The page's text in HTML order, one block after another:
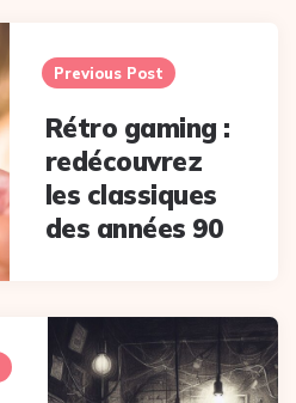
Previous Post
Rétro gaming :
redécouvrez
les classiques
des années 90